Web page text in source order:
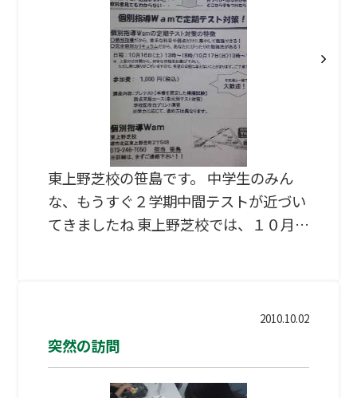
東上野芝校の笹島です。 中学生のみん
な、もうすぐ２学期中間テストが近づい
てきましたね 東上野芝校では、１０月１
別テスト対策です。 講師陣と「これは、
絶対でるなぁ！これも押さえとかなあか
んなぁ！！」と頭を悩ませ、議論しなが
ら、模擬テストを作成中です 塾外生も対
2010.10.02
突然の訪問